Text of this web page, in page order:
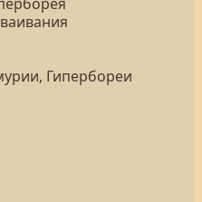
Гипербореи